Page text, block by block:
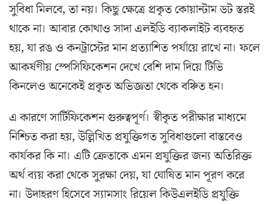
সুবিধা মিলবে, তা নয়। কিছু ক্ষেত্রে প্রকৃত কোয়ান্টাম ডট স্তরই
থাকে না। আবার কোথাও সাদা এলইডি ব্যাকলাইট ব্যবহৃত
হয়, যা রঙ ও কনট্রাস্টের মান প্রত্যাশিত পর্যায়ে রাখে না। ফলে
আকর্ষণীয় স্পেসিফিকেশন দেখে বেশি দাম দিয়ে টিভি
কিনলেও অনেকেই প্রকৃত অভিজ্ঞতা থেকে বঞ্চিত হন।
এ কারণে সার্টিফিকেশন গুরুত্বপূর্ণ। স্বীকৃত পরীক্ষার মাধ্যমে
নিশ্চিত করা হয়, উল্লিখিত প্রযুক্তিগত সুবিধাগুলো বাস্তবেও
কার্যকর কি না। এটি ক্রেতাকে এমন প্রযুক্তির জন্য অতিরিক্ত
অর্থ ব্যয় করা থেকে সুরক্ষা দেয়, যা ঘোষিত মান পূরণ করে
না। উদাহরণ হিসেবে স্যামসাং রিয়েল কিউএলইডি প্রযুক্তি